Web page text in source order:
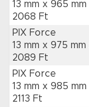
13 mm x 965 mm
2068 Ft
PIX Force
13 mm x 975 mm
2089 Ft
PIX Force
13 mm x 985 mm
2113 Ft